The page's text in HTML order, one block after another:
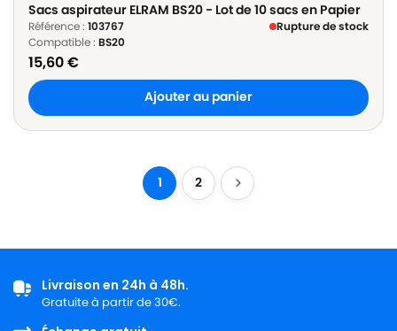
Sacs aspirateur ELRAM BS20 - Lot de 10 sacs en Papier
Référence : 103767
Rupture de stock
Compatible : BS20
15,60€
Ajouter au panier
1 2
Livraison en 24h à 48h.
Gratuite à partir de 30€.